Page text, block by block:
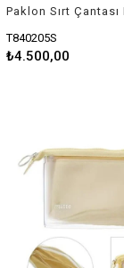
T840205S
₺4.500,00